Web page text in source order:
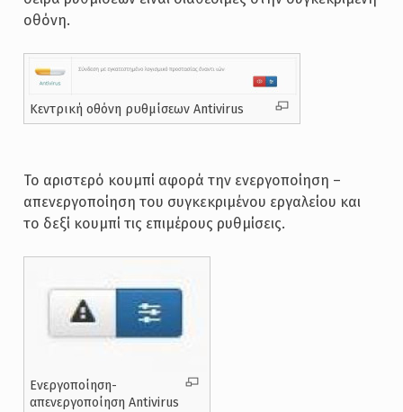
οθόνη.
Κεντρική οθόνη ρυθμίσεων Antivirus
Το αριστερό κουμπί αφορά την ενεργοποίηση –
απενεργοποίηση του συγκεκριμένου εργαλείου και
το δεξί κουμπί τις επιμέρους ρυθμίσεις.
Ενεργοποίηση-
απενεργοποίηση Antivirus